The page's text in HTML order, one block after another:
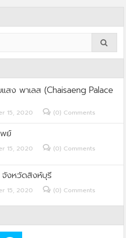
แสง พาเลส (Chaisaeng Palace
15, 2020 (0) Comments
ย์
15, 2020 (0) Comments
งหวัดสิงห์บุรี
15, 2020 (0) Comments